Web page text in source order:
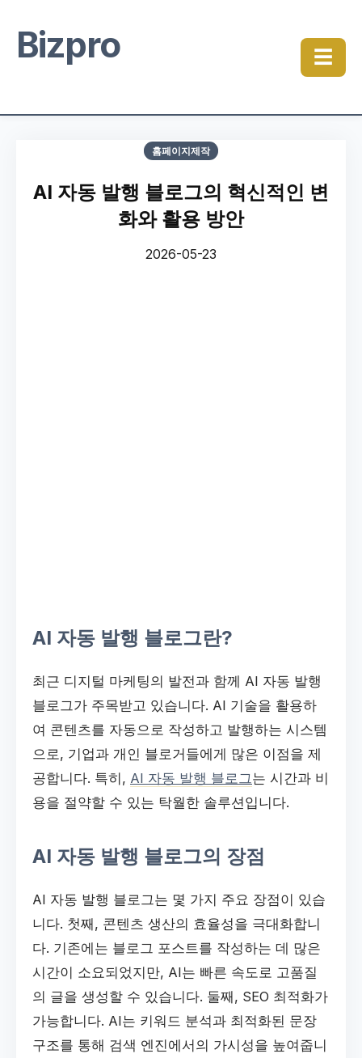
Bizpro ☰
홈페이지제작
AI 자동 발행 블로그의 혁신적인 변
화와 활용 방안
2026-05-23
AI 자동 발행 블로그란?
최근 디지털 마케팅의 발전과 함께 AI 자동 발행
블로그가 주목받고 있습니다. AI 기술을 활용하
여 콘텐츠를 자동으로 작성하고 발행하는 시스템
으로, 기업과 개인 블로거들에게 많은 이점을 제
공합니다. 특히, AI 자동 발행 블로그 는 시간과 비
용을 절약할 수 있는 탁월한 솔루션입니다.
AI 자동 발행 블로그의 장점
AI 자동 발행 블로그는 몇 가지 주요 장점이 있습
니다. 첫째, 콘텐츠 생산의 효율성을 극대화합니
다. 기존에는 블로그 포스트를 작성하는 데 많은
시간이 소요되었지만, AI는 빠른 속도로 고품질
의 글을 생성할 수 있습니다. 둘째, SEO 최적화가
가능합니다. AI는 키워드 분석과 최적화된 문장
구조를 통해 검색 엔진에서의 가시성을 높여줍니